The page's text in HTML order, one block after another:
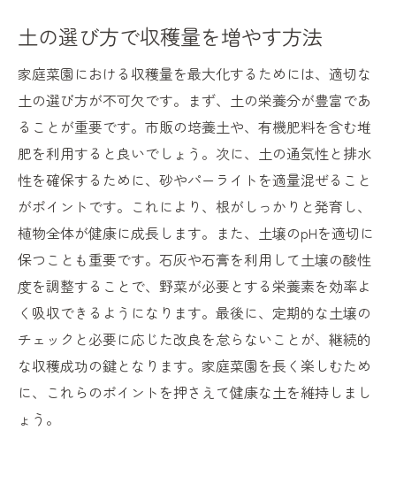
土の選び方で収穫量を増やす方法
家庭菜園における収穫量を最大化するためには、適切な
土の選び方が不可欠です。まず、土の栄養分が豊富であ
ることが重要です。市販の培養土や、有機肥料を含む堆
肥を利用すると良いでしょう。次に、土の通気性と排水
性を確保するために、砂やパーライトを適量混ぜること
がポイントです。これにより、根がしっかりと発育し、
植物全体が健康に成長します。また、土壌のpHを適切に
保つことも重要です。石灰や石膏を利用して土壌の酸性
度を調整することで、野菜が必要とする栄養素を効率よ
く吸収できるようになります。最後に、定期的な土壌の
チェックと必要に応じた改良を怠らないことが、継続的
な収穫成功の鍵となります。家庭菜園を長く楽しむため
に、これらのポイントを押さえて健康な土を維持しまし
ょう。